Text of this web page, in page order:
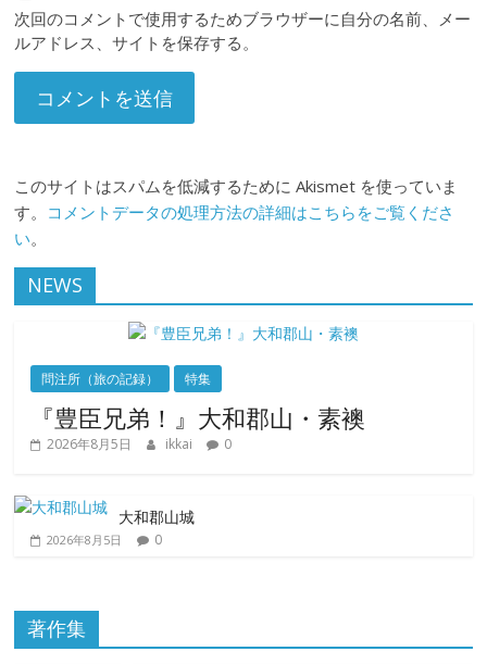
次回のコメントで使用するためブラウザーに自分の名前、メー
ルアドレス、サイトを保存する。
このサイトはスパムを低減するために Akismet を使っていま
す。 コメントデータの処理方法の詳細はこちらをご覧くださ
い。
NEWS
問注所（旅の記録） 特集
『豊臣兄弟！』大和郡山・素襖
2026年8月5日 ikkai 0
大和郡山城
2026年8月5日 0
著作集